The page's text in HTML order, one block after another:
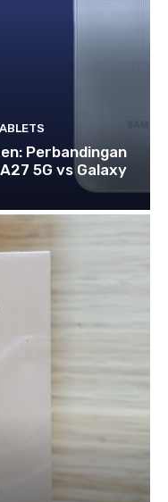
Perbandingan
5G vs Galaxy